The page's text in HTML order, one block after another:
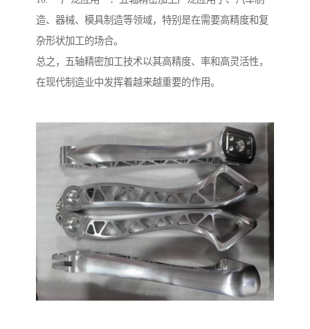
造、器械、模具制造等领域，特别是在需要高精度和复
杂形状加工的场合。
总之，五轴精密加工技术以其高精度、率和高灵活性，
在现代制造业中发挥着越来越重要的作用。